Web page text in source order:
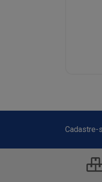
Cadastre-